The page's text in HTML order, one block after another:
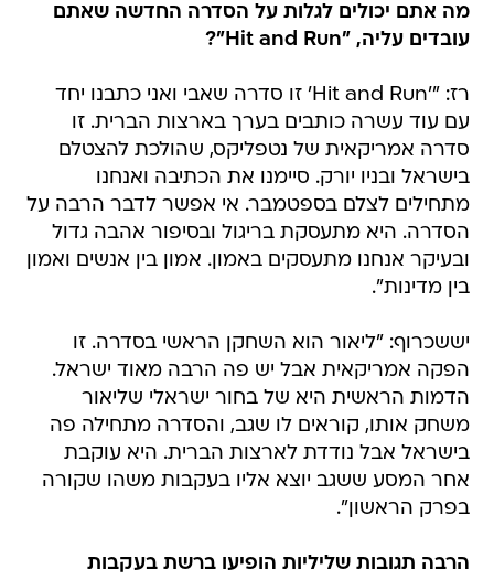
מה אתם יכולים לגלות על הסדרה החדשה שאתם
עובדים עליה, "Hit and Run"?
רז: "'Hit and Run' זו סדרה שאבי ואני כתבנו יחד
עם עוד עשרה כותבים בערך בארצות הברית. זו
סדרה אמריקאית של נטפליקס, שהולכת להצטלם
בישראל ובניו יורק. סיימנו את הכתיבה ואנחנו
מתחילים לצלם בספטמבר. אי אפשר לדבר הרבה על
הסדרה. היא מתעסקת בריגול ובסיפור אהבה גדול
ובעיקר אנחנו מתעסקים באמון. אמון בין אנשים ואמון
בין מדינות".
יששכרוף: "ליאור הוא השחקן הראשי בסדרה. זו
הפקה אמריקאית אבל יש פה הרבה מאוד ישראל.
הדמות הראשית היא של בחור ישראלי שליאור
משחק אותו, קוראים לו שגב, והסדרה מתחילה פה
בישראל אבל נודדת לארצות הברית. היא עוקבת
אחר המסע ששגב יוצא אליו בעקבות משהו שקורה
בפרק הראשון".
הרבה תגובות שליליות הופיעו ברשת בעקבות